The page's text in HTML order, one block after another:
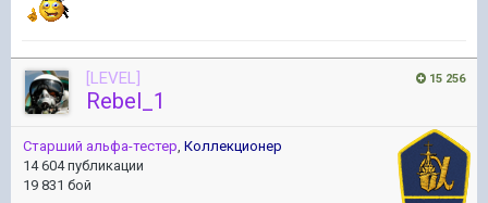
15 256
[LEVEL]
Rebel_1
Старший альфа-тестер, Коллекционер
14 604 публикации
19 831 бой